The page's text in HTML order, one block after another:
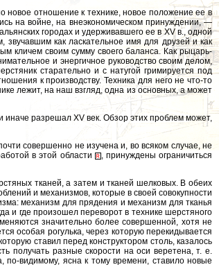
новое отношение к технике, новое положение ее в
на войне, на внеэкономическом принуждении, —
городах и удерживавшего ее в XV в., одной
как ласкательное имя для друзей и как
кличем своим сумму своего баланса. Как рыцарь-
и энергичное руководство своим делом,
старательно и с натугой гримируется под
к производству. Техника для него не что-то
лежит, на наш взгляд, одна из основных, а может
разрешал XV век. Обзор этих проблем может,
совершенно не изучена и, во всяком случае, не
в этой области
, принуждены ограничиться
тканей, а затем и тканей шелковых. В обеих
и механизмов, которые в своей совокупности
механизм для прядения и механизм для тканья
и где произошел переворот в технике шерстяного
значительно более совершенной, хотя не
особая рогулька, через которую перекидывается
ставил перед конструктором столь, казалось
получать разные скорости на оси веретена, т. е.
по-видимому, ясна к тому времени, ставило новые